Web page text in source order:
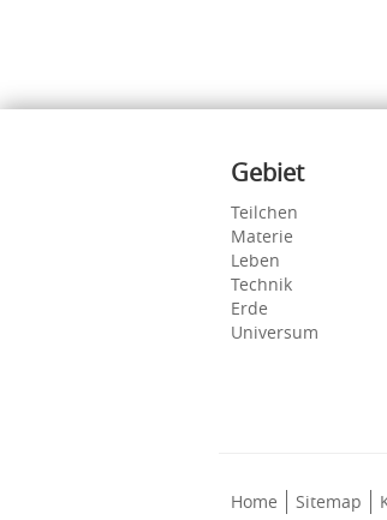
Inhalte
Gebiet
Teilchen
Materie
Leben
Technik
Erde
Universum
Home Sitemap